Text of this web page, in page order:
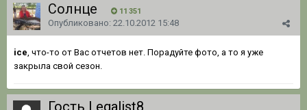
Солнце 11 351
Опубликовано: 22.10.2012 15:48
ice, что-то от Вас отчетов нет. Порадуйте фото, а то я уже
закрыла свой сезон.